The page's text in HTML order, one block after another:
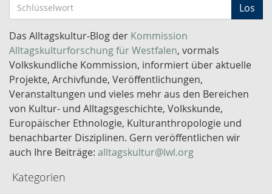
c
h
l
ü
s
s
e
l
w
o
Los
Das Alltagskultur-Blog der Kommission
Alltagskulturforschung für Westfalen, vormals
Volkskundliche Kommission, informiert über aktuelle
Projekte, Archivfunde, Veröffentlichungen,
Veranstaltungen und vieles mehr aus den Bereichen
von Kultur- und Alltagsgeschichte, Volkskunde,
Europäischer Ethnologie, Kulturanthropologie und
benachbarter Disziplinen. Gern veröffentlichen wir
auch Ihre Beiträge: alltagskultur@lwl.org
Kategorien